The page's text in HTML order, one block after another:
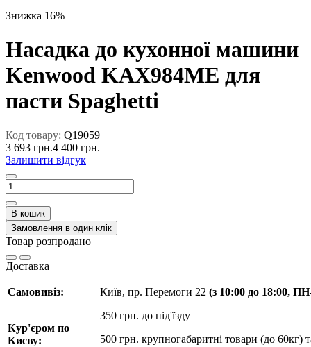
Знижка 16%
Насадка до кухонної машини
Kenwood KAX984ME для
пасти Spaghetti
Код товару: Q19059
3 693 грн.4 400 грн.
Залишити відгук
В кошик
Замовлення в один клік
Товар розпродано
Доставка
Самовивіз:
Кур'єром по
Києву:
Київ, пр. Перемоги 22 (з 10:00 до 18:00,
350 грн. до під'їзду
500 грн. крупногабаритні товари (до 60кг)